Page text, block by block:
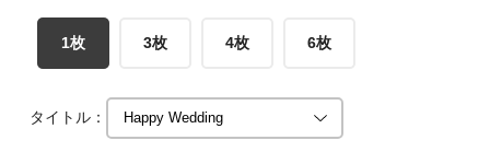
1枚 3枚 4枚 6枚
タイトル：